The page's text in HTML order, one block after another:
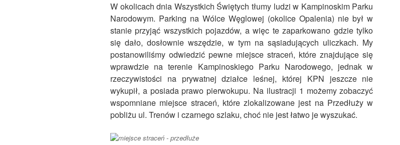
W okolicach dnia Wszystkich Świętych tłumy ludzi w Kampinoskim Parku
Narodowym. Parking na Wólce Węglowej (okolice Opalenia) nie był w
stanie przyjąć wszystkich pojazdów, a więc te zaparkowano gdzie tylko
się dało, dosłownie wszędzie, w tym na sąsiadujących uliczkach. My
postanowiliśmy odwiedzić pewne miejsce straceń, które znajdujące się
wprawdzie na terenie Kampinoskiego Parku Narodowego, jednak w
rzeczywistości na prywatnej działce leśnej, której KPN jeszcze nie
wykupił, a posiada prawo pierwokupu. Na ilustracji 1 możemy zobaczyć
wspomniane miejsce straceń, które zlokalizowane jest na Przedłuży w
pobliżu ul. Trenów i czarnego szlaku, choć nie jest łatwo je wyszukać.